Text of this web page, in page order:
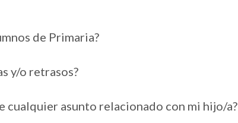
de Primaria?
y/o retrasos?
cualquier asunto relacionado con mi hijo/a?